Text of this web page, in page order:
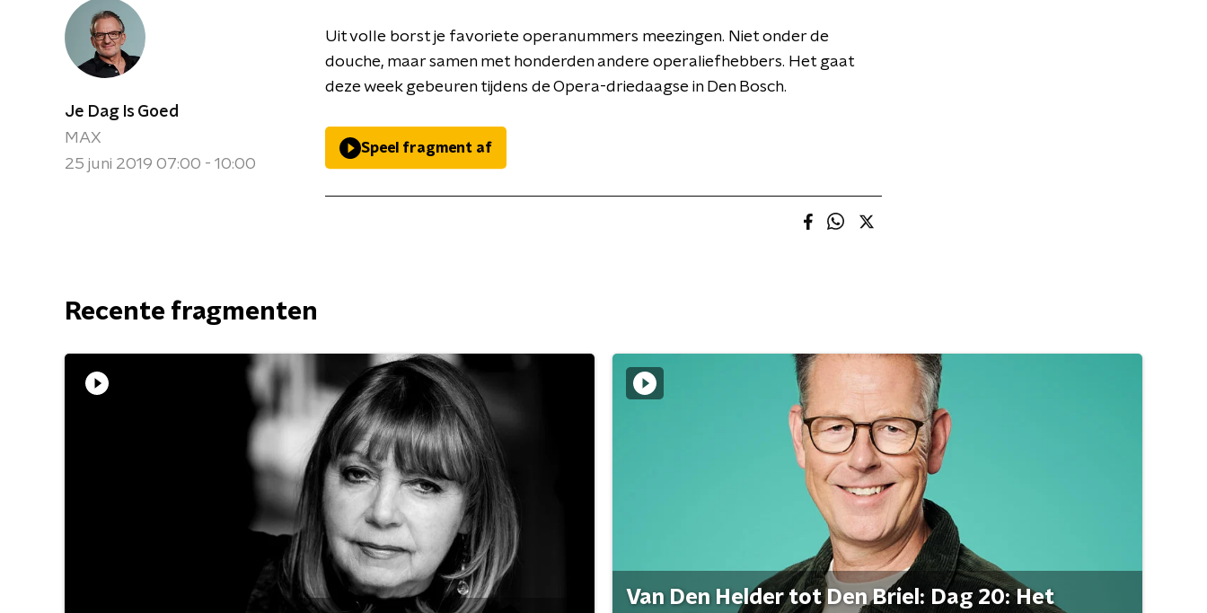
Je Dag Is Goed
MAX
25 juni 2019 07:00 - 10:00
Uit volle borst je favoriete operanummers meezingen. Niet onder de
douche, maar samen met honderden andere operaliefhebbers. Het gaat
deze week gebeuren tijdens de Opera-driedaagse in Den Bosch.
Speel fragment af
Recente fragmenten
Van Den Helder tot Den Briel: Dag 20: Het